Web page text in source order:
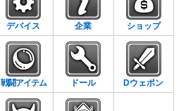
デバイス 企業 ショップ
戦闘アイテム ドール Dウェポン